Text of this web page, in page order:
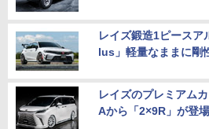
レイズ鍛造1ピースア
lus」軽量なままに剛
レイズのプレミアム
Aから「2×9R」が登場